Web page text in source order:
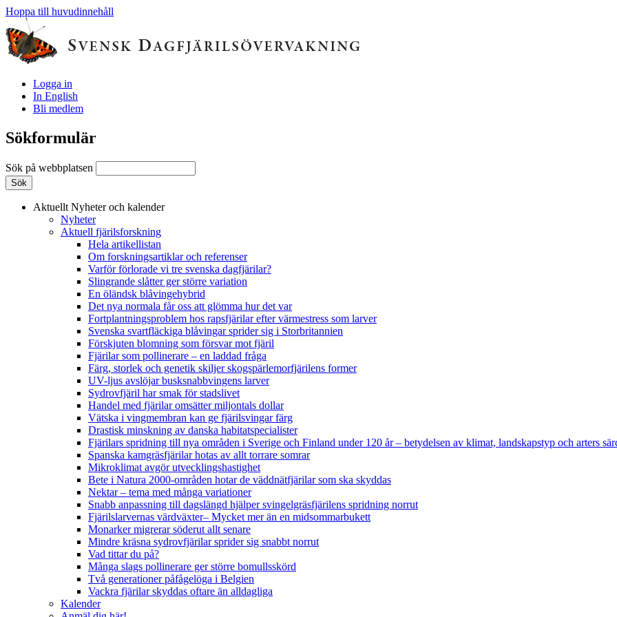
Hoppa till huvudinnehåll
Logga in
In English
Bli medlem
Sökformulär
Sök på webbplatsen
Aktuellt Nyheter och kalender
Nyheter
Aktuell fjärilsforskning
Hela artikellistan
Om forskningsartiklar och referenser
Varför förlorade vi tre svenska dagfjärilar?
Slingrande slåtter ger större variation
En öländsk blåvingehybrid
Det nya normala får oss att glömma hur det var
Fortplantningsproblem hos rapsfjärilar efter värmestress som larver
Svenska svartfläckiga blåvingar sprider sig i Storbritannien
Förskjuten blomning som försvar mot fjäril
Fjärilar som pollinerare – en laddad fråga
Färg, storlek och genetik skiljer skogspärlemorfjärilens former
UV-ljus avslöjar busksnabbvingens larver
Sydrovfjäril har smak för stadslivet
Handel med fjärilar omsätter miljontals dollar
Vätska i vingmembran kan ge fjärilsvingar färg
Drastisk minskning av danska habitatspecialister
Fjärilars spridning till nya områden i Sverige och Finland under 120 år– betydelsen av klimat, landskapstyp och arters
Spanska kamgräsfjärilar hotas av allt torrare somrar
Mikroklimat avgör utvecklingshastighet
Bete i Natura 2000-områden hotar de väddnätfjärilar som ska skyddas
Nektar – tema med många variationer
Snabb anpassning till dagslängd hjälper svingelgräsfjärilens spridning norrut
Fjärilslarvernas värdväxter– Mycket mer än en midsommarbukett
Monarker migrerar söderut allt senare
Mindre kräsna sydrovfjärilar sprider sig snabbt norrut
Vad tittar du på?
Många slags pollinerare ger större bomullsskörd
Två generationer påfågelöga i Belgien
Vackra fjärilar skyddas oftare än alldagliga
Kalender